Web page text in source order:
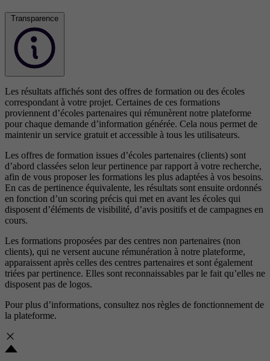
Transparence
Les résultats affichés sont des offres de formation ou des écoles
correspondant à votre projet. Certaines de ces formations
proviennent d’écoles partenaires qui rémunèrent notre plateforme
pour chaque demande d’information générée. Cela nous permet de
maintenir un service gratuit et accessible à tous les utilisateurs.
Les offres de formation issues d’écoles partenaires (clients) sont
d’abord classées selon leur pertinence par rapport à votre recherche,
afin de vous proposer les formations les plus adaptées à vos besoins.
En cas de pertinence équivalente, les résultats sont ensuite ordonnés
en fonction d’un scoring précis qui met en avant les écoles qui
disposent d’éléments de visibilité, d’avis positifs et de campagnes en
cours.
Les formations proposées par des centres non partenaires (non
clients), qui ne versent aucune rémunération à notre plateforme,
apparaissent après celles des centres partenaires et sont également
triées par pertinence. Elles sont reconnaissables par le fait qu’elles ne
disposent pas de logos.
Pour plus d’informations, consultez nos règles de fonctionnement de
la plateforme.